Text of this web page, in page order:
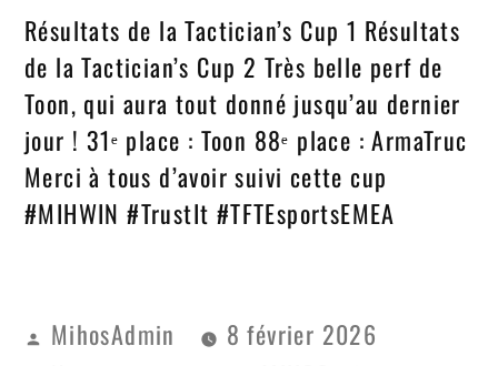
Résultats de la Tactician’s Cup 1 Résultats
de la Tactician’s Cup 2 Très belle perf de
Toon, qui aura tout donné jusqu’au dernier
jour ! 31ᵉ place : Toon 88ᵉ place : ArmaTruc
Merci à tous d’avoir suivi cette cup
#MIHWIN #TrustIt #TFTEsportsEMEA
MihosAdmin
8 février 2026